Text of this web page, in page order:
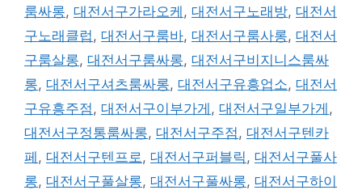
룸싸롱, 대전서구가라오케 , 대전서구노래방, 대전서
구노래클럽 , 대전서구룸바, 대전서구룸사롱, 대전서
구룸살롱, 대전서구룸싸롱, 대전서구비지니스룸싸
롱, 대전서구셔츠룸싸롱, 대전서구유흥업소, 대전서
구유흥주점 , 대전서구이부가게 , 대전서구일부가게 ,
대전서구정통룸싸롱, 대전서구주점 , 대전서구텐카
페 , 대전서구텐프로 , 대전서구퍼블릭 , 대전서구풀사
롱, 대전서구풀살롱, 대전서구풀싸롱, 대전서구하이